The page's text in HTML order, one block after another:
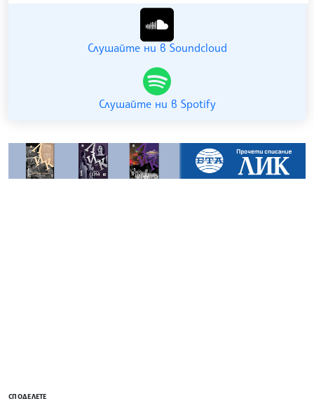
Слушайте ни в Soundcloud
Слушайте ни в Spotify
СПОДЕЛЕТЕ